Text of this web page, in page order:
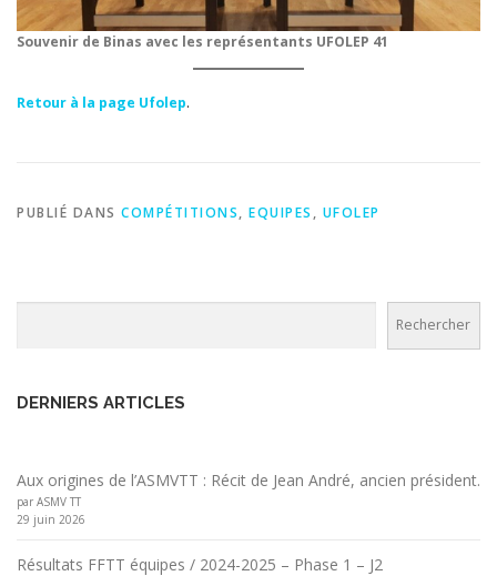
Souvenir de Binas avec les représentants UFOLEP 41
Retour à la page Ufolep.
PUBLIÉ DANS COMPÉTITIONS, EQUIPES , UFOLEP
Rechercher
DERNIERS ARTICLES
Aux origines de l’ASMVTT : Récit de Jean André, ancien président.
par ASMV TT
29 juin 2026
Résultats FFTT équipes / 2024-2025 – Phase 1 – J2